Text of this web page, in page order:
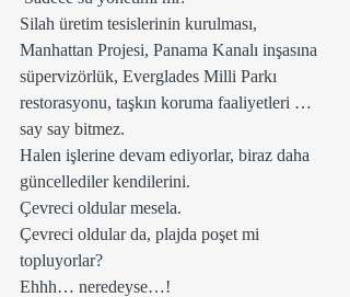
Silah üretim tesislerinin kurulması,
Manhattan Projesi, Panama Kanalı inşasına
süpervizörlük, Everglades Milli Parkı
restorasyonu, taşkın koruma faaliyetleri …
say say bitmez.
Halen işlerine devam ediyorlar, biraz daha
güncellediler kendilerini.
Çevreci oldular mesela.
Çevreci oldular da, plajda poşet mi
topluyorlar?
Ehhh… neredeyse…!